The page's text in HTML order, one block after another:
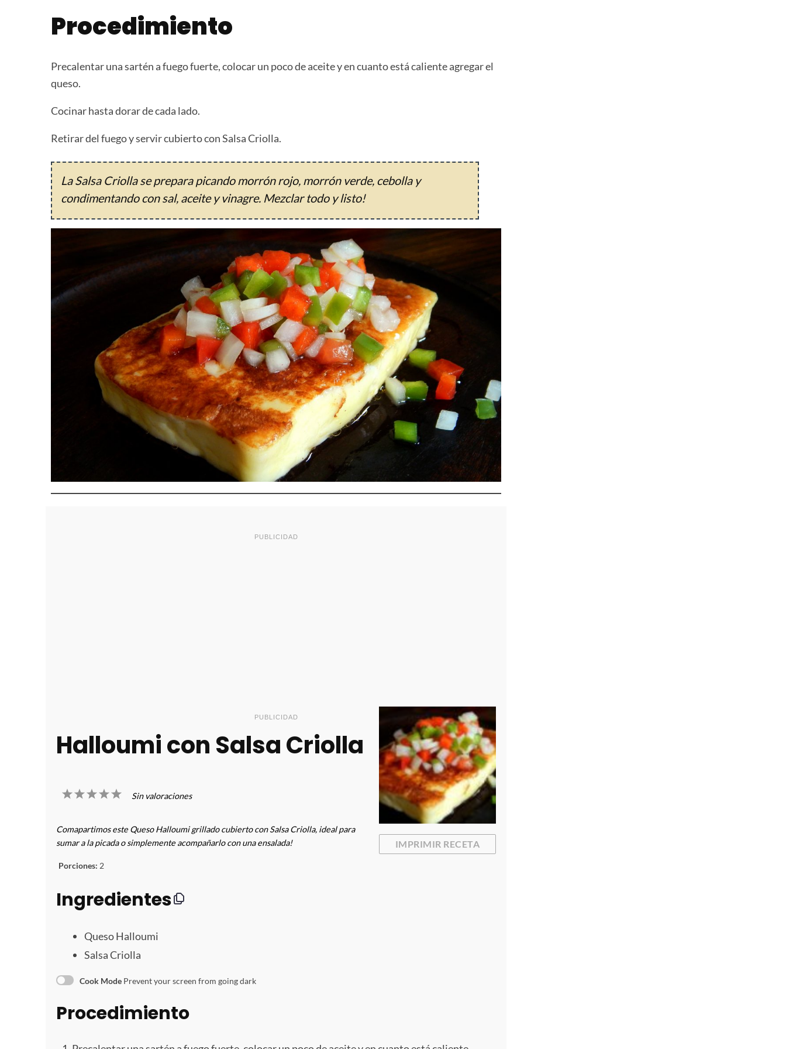
Procedimiento
Precalentar una sartén a fuego fuerte, colocar un poco de aceite y en cuanto está caliente agregar el
queso.
Cocinar hasta dorar de cada lado.
Retirar del fuego y servir cubierto con Salsa Criolla.
La Salsa Criolla se prepara picando morrón rojo, morrón verde, cebolla y
condimentando con sal, aceite y vinagre. Mezclar todo y listo!
PUBLICIDAD
PUBLICIDAD
Halloumi con Salsa Criolla
IMPRIMIR RECETA
5
s
r
l
l
a
4
s
r
l
l
a
3
s
t
r
l
l
a
2
s
t
r
l
l
a
1
s
t
r
l
l
a
Sin valoraciones
Comapartimos este Queso Halloumi grillado cubierto con Salsa Criolla, ideal para
sumar a la picada o simplemente acompañarlo con una ensalada!
Porciones: 2
Ingredientes
Queso Halloumi
Salsa Criolla
Cook Mode Prevent your screen from going dark
Procedimiento